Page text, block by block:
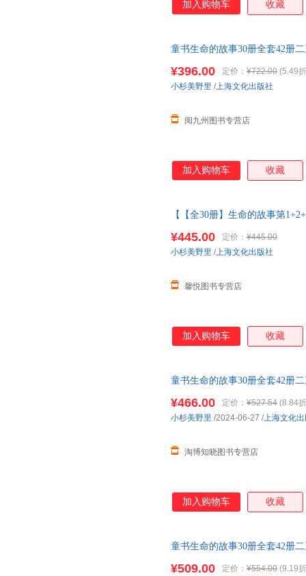
加入购物车 收藏
童书生命的故事30册全套42册
¥396.00 定价： ¥722.00 (5.49
阅九州图书专营店
小杉美野里 /上海文化出版社
加入购物车 收藏
【【全30册】生命的故事第
客服
¥445.00 定价： ¥445.00
馨悦图书专营店
小杉美野里 /上海文化出版社
加入购物车 收藏
童书生命的故事30册全套42册
¥466.00 定价： ¥527.54 (8.84
淘博知晓图书专营店
小杉美野里 /2024-06-27 /上海文化
加入购物车 收藏
童书生命的故事30册全套42册
¥509.00 定价： ¥554.00 (9.19